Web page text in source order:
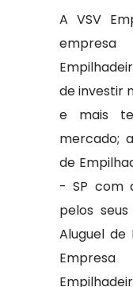
A VSV
de investir
e mais
mercado;
de
- SP com
pelos
Aluguel de